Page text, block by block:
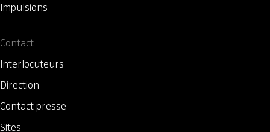
Impulsions
Contact
Interlocuteurs
Direction
Contact presse
Sites